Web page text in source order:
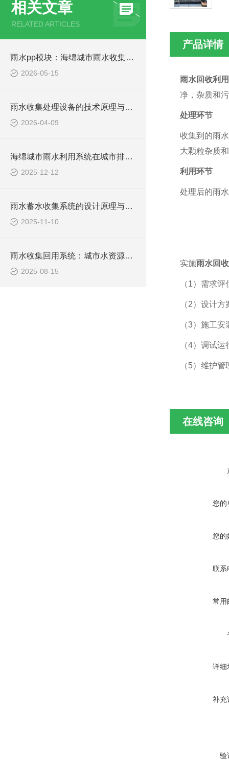
相关文章
RELATED ARTICLES
雨水pp模块：海绵城市雨水收集的核心单元
2026-05-15
雨水收集处理设备的技术原理与应用分析
2026-04-09
海绵城市雨水利用系统在城市排水管理中的应用
2025-12-12
雨水蓄水收集系统的设计原理与实施方法
2025-11-10
雨水收集回用系统：城市水资源管理的关键
2025-08-15
产品详情
雨水回收利
净，杂质和
处理环节
收集到的雨
大颗粒杂质
利用环节
处理后的雨
实施雨水回
（1）需求
（2）设计
（3）施工
（4）调试
（5）维护
在线咨询
您的
您的
联系
常用
详细
补充
验